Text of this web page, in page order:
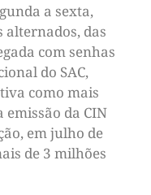
a sexta,
alternados, das
com senhas
do SAC,
como mais
da CIN
em julho de
de 3 milhões